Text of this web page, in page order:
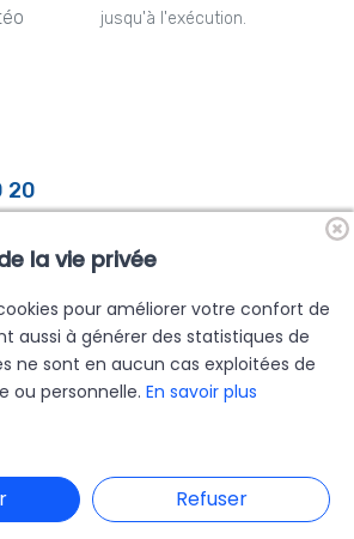
jusqu'à l'exécution.
20
partenaires
droits réservés
de confidentialité
la vie privée
pour améliorer votre confort de
aussi à générer des statistiques de
ne sont en aucun cas exploitées de
ou personnelle. En savoir plus
Refuser